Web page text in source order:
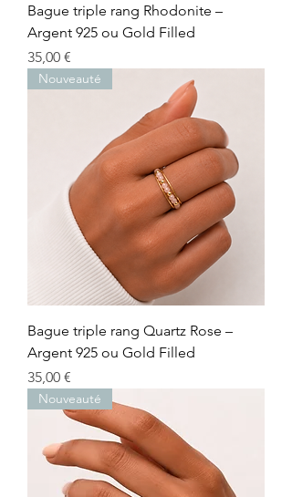
Bague triple rang Rhodonite –
Argent 925 ou Gold Filled
Prix
35,00 €
Nouveauté
Bague triple rang Quartz Rose –
Argent 925 ou Gold Filled
Prix
35,00 €
Nouveauté